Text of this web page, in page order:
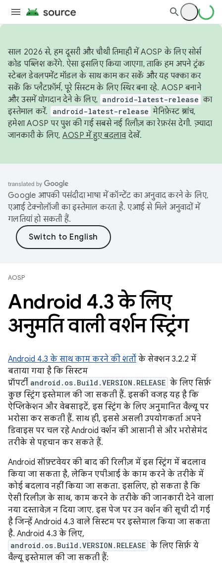
साल 2026 से, हम दूसरी और चौथी तिमाही में AOSP के लिए सोर्स
कोड पब्लिश करेंगे. ऐसा इसलिए किया जाएगा, ताकि हम अपने ट्रंक
स्टेबल डेवलपमेंट मॉडल के साथ काम कर सकें और यह पक्का कर
सकें कि प्लैटफ़ॉर्म, पूरे सिस्टम के लिए स्थिर बना रहे. AOSP बनाने
और उसमें योगदान देने के लिए, android-latest-release का
इस्तेमाल करें.
android-latest-release मेनिफ़ेस्ट ब्रांच,
हमेशा AOSP पर पुश की गई सबसे नई रिलीज़ का रेफ़रंस देगी. ज़्यादा
जानकारी के लिए, AOSP में हुए बदलावदेखें.
Google आपकी पसंदीदा भाषा में कॉन्टेंट का अनुवाद करने के लिए,
एआई टेक्नोलॉजी का इस्तेमाल करता है. एआई से मिले अनुवादों में
गलतियां हो सकती हैं.
AOSP
Android 4.3 के लिए
अनुमति वाली वर्शन स्ट्रिंग
Android 4.3 के साथ काम करने की शर्तों के सेक्शन 3.2.2 में
बताया गया है कि सिस्टम
प्रॉपर्टी android.os.Build.VERSION.RELEASE के लिए सिर्फ़
कुछ स्ट्रिंग इस्तेमाल की जा सकती हैं. इसकी वजह यह है कि
ऐप्लिकेशन और वेबसाइटें, इस स्ट्रिंग के लिए अनुमानित वैल्यू पर
भरोसा कर सकती हैं. साथ ही, इससे असली उपयोगकर्ता अपने
डिवाइस पर चल रहे Android वर्शन की आसानी से और भरोसेमंद
तरीके से पहचान कर सकते हैं.
Android सॉफ़्टवेयर की बाद की रिलीज़ में इस स्ट्रिंग में बदलाव
किया जा सकता है, लेकिन एपीआई के काम करने के तरीके में
कोई बदलाव नहीं किया जा सकता. इसलिए, हो सकता है कि
ऐसी रिलीज़ के साथ, काम करने के तरीके की जानकारी देने वाला
नया दस्तावेज़ न दिया जाए. इस पेज पर उन वर्शन की सूची दी गई
है जिन्हें Android 4.3 वाले सिस्टम पर इस्तेमाल किया जा सकता
है. Android 4.3 के लिए,
android.os.Build.VERSION.RELEASE के लिए सिर्फ़ ये
वैल्यू इस्तेमाल की जा सकती हैं: